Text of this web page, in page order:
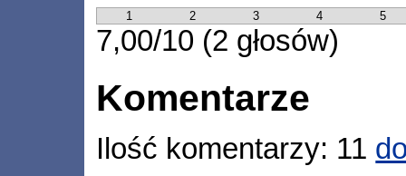
1 2 3 4 5
7,00/10 (2 głosów)
Komentarze
Ilość komentarzy: 11